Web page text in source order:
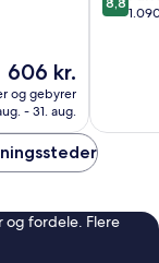
Prisen
606 kr.
606 kr.
og gebyrer
- 31. aug.
ud
og fordele. Flere